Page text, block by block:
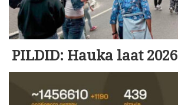
PILDID: Hauka laat 2026